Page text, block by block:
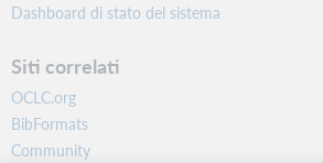
Dashboard di stato del sistema
Siti correlati
OCLC.org
BibFormats
Community